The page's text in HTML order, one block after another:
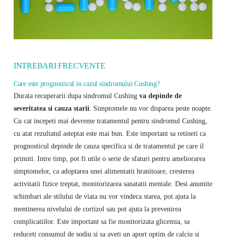
INTREBARI FRECVENTE
Care este prognosticul in cazul sindromului Cushing?
Durata recuperarii dupa sindromul Cushing va depinde de
severitatea si cauza starii . Simptomele nu vor disparea peste noapte.
Cu cat incepeti mai devreme tratamentul pentru sindromul Cushing,
cu atat rezultatul asteptat este mai bun. Este important sa retineti ca
prognosticul depinde de cauza specifica si de tratamentul pe care il
primiti. Intre timp, pot fi utile o serie de sfaturi pentru ameliorarea
simptomelor, ca adoptarea unei alimentatii hranitoare, cresterea
activitatii fizice treptat, monitorizarea sanatatii mentale. Desi anumite
schimbari ale stilului de viata nu vor vindeca starea, pot ajuta la
mentinerea nivelului de cortizol sau pot ajuta la prevenirea
complicatiilor. Este important sa fie monitorizata glicemia, sa
reduceti consumul de sodiu si sa aveti un aport optim de calciu si